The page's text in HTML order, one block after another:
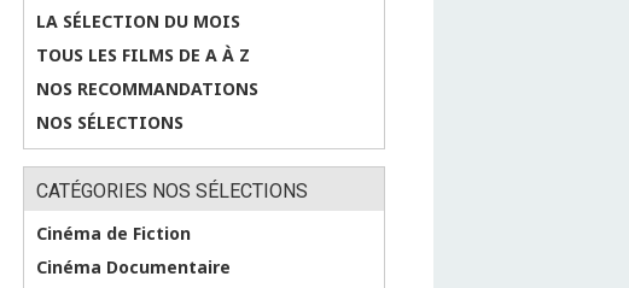
LA SÉLECTION DU MOIS
TOUS LES FILMS DE A À Z
NOS RECOMMANDATIONS
NOS SÉLECTIONS
CATÉGORIES NOS SÉLECTIONS
Cinéma de Fiction
Cinéma Documentaire